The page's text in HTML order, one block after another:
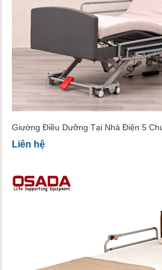
Giường Điều Dưỡng Tại Nhà Điện 5
Liên hệ